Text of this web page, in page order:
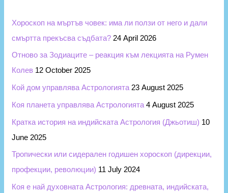
o
r
:
Хороскоп на мъртъв човек: има ли ползи от него и дали
смъртта прекъсва съдбата? 24 April 2026
Отново за Зодиаците – реакция към лекцията на Румен
Колев 12 October 2025
Кой дом управлява Астрологията 23 August 2025
Коя планета управлява Астрологията 4 August 2025
Кратка история на индийската Астрология (Джьотиш) 10
June 2025
Тропически или сидерален годишен хороскоп (дирекции,
профекции, революции) 11 July 2024
Коя е най духовната Астрология: древната, индийската,